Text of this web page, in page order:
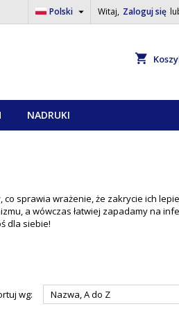
Witaj, Zaloguj się
Polski 
shopping_cart
NADRUKI
sprawia wrażenie, że zakrycie ich
a wówczas łatwiej zapadamy na
dla siebie!
wg: Nazwa, A do Z